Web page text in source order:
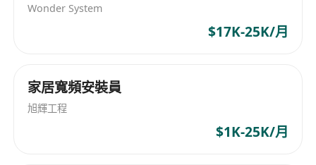
性能调优经验
精通BERT等大型语言模型及LightGBM、随机森
Pandas、Scikit-learn、PyTorch）
具备优秀的逻辑思维和问题解决能力，能够应对
Wonder System
$17K-25K/月
家居寬頻安裝員
旭輝工程
$1K-25K/月